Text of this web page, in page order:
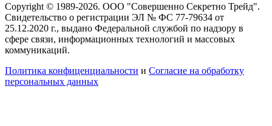
Copyright © 1989-2026. ООО "Совершенно Секретно Трейд".
Свидетельство о регистрации ЭЛ № ФС 77-79634 от
25.12.2020 г., выдано Федеральной службой по надзору в
сфере связи, информационных технологий и массовых
коммуникаций.
Политика конфиценциальности и Согласие на обработку
персональных данных